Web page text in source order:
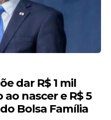
se na
e no respeito à
e psicológica das
o promotor.
dar R$ 1 mil
nascer e R$ 5
Bolsa Família